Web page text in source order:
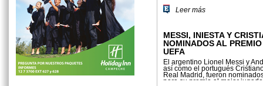
Leer más
MESSI, INIESTA Y
NOMINADOS AL
UEFA
El argentino Lionel Messi y
así como el portugués
Real Madrid, fueron
para su premio al mejor